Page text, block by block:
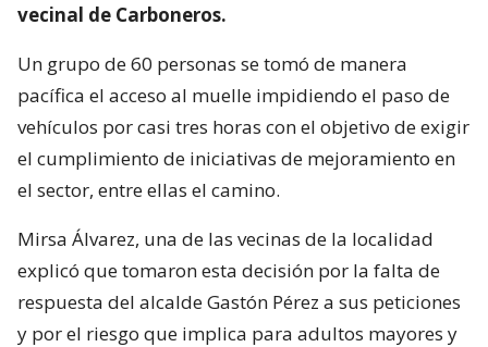
vecinal de Carboneros.
Un grupo de 60 personas se tomó de manera
pacífica el acceso al muelle impidiendo el paso de
vehículos por casi tres horas con el objetivo de exigir
el cumplimiento de iniciativas de mejoramiento en
el sector, entre ellas el camino.
Mirsa Álvarez, una de las vecinas de la localidad
explicó que tomaron esta decisión por la falta de
respuesta del alcalde Gastón Pérez a sus peticiones
y por el riesgo que implica para adultos mayores y